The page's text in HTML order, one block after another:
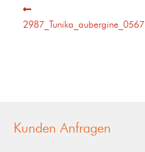
2987_Tunika_aubergine_0567
Kunden Anfragen